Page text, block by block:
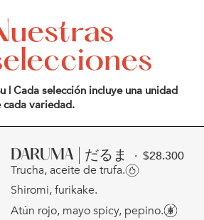
| Cada selección incluye una unidad
cada variedad.
DARUMA | だるま · $28.300
Trucha, aceite de trufa.
Shiromi, furikake.
Atún rojo, mayo spicy, pepino.